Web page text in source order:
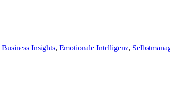
Business Insights, Emotionale Intelligenz,